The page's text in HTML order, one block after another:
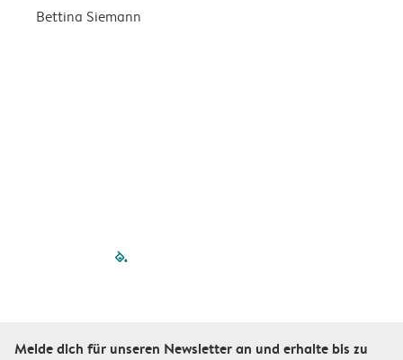
Bettina Siemann
filled-pagination
Melde dich für unseren Newsletter an und erhalte bis zu